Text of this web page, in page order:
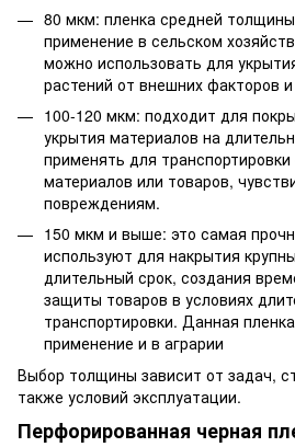
80 мкм: пленка средней
применение в сельском
можно использовать для
растений от внешних факторов
100-120 мкм: подходит для
укрытия материалов на
применять для
материалов или товаров,
повреждениям.
150 мкм и выше: это самая
используют для накрытия
длительный срок, создания
защиты товаров в условиях
транспортировки. Данная
применение и в аграрии
Выбор толщины зависит от задач,
также условий эксплуатации.
Перфорированная черная